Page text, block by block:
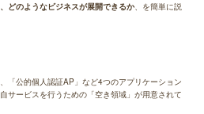
どのようなビジネスが展開できるか、を簡単に説
「公的個人認証AP」など4つのアプリケーション
サービスを行うための「空き領域」が用意されて